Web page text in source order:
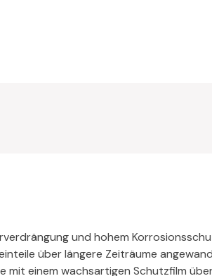
und hohem
über längere Zeiträume
einem wachsartigen Schutzfilm